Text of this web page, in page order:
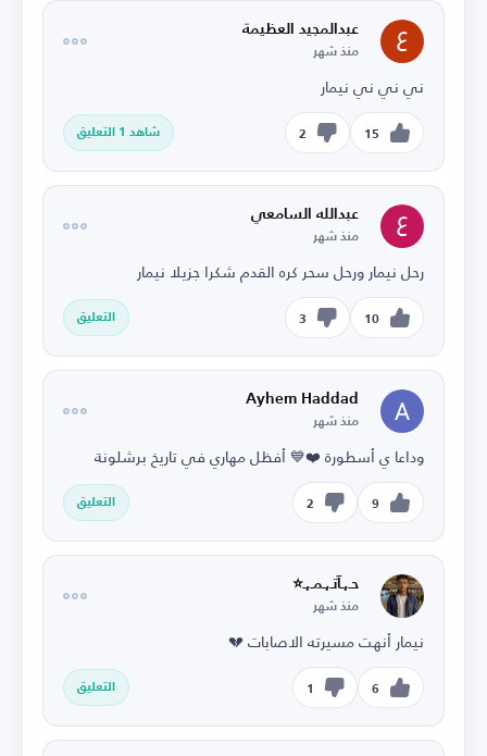
عبدالمجيد العظيمة
منذ شهر
ني ني ني نيمار
15
2 شاهد 1 التعليق
عبدالله السامعي
منذ شهر
رحل نيمار ورحل سحر كره القدم شكرا جزيلا نيمار
10
3 التعليق
Ayhem Haddad
منذ شهر
وداعا ي أسطورة ❤️💙 أفظل مهاري في تاريخ برشلونة
9
2 التعليق
حـ,ـآتـ,ـمـ,ـ⭐
منذ شهر
نيمار أنهت مسيرته الاصابات 💔
6
1 التعليق